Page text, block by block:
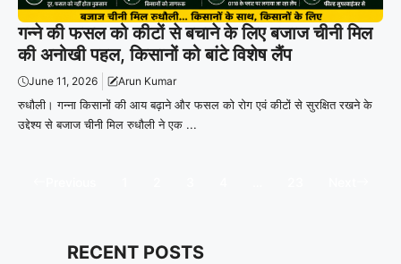
गन्ने की फसल को कीटों से बचाने के लिए बजाज चीनी मिल
की अनोखी पहल, किसानों को बांटे विशेष लैंप
June 11, 2026 Arun Kumar
रुधौली। गन्ना किसानों की आय बढ़ाने और फसल को रोग एवं कीटों से सुरक्षित रखने के
उद्देश्य से बजाज चीनी मिल रुधौली ने एक ...
RECENT POSTS